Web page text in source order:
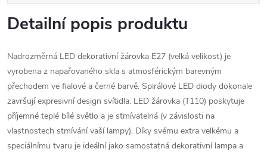
Detailní popis produktu
Nadrozměrná LED dekorativní žárovka E27 (velká velikost) je
vyrobena z napařovaného skla s atmosférickým barevným
přechodem ve fialové a černé barvě. Spirálové LED diody dokonale
završují expresivní design svítidla. LED žárovka (T110) poskytuje
příjemné teplé bílé světlo a je stmívatelná (v závislosti na
vlastnostech stmívání vaší lampy). Díky svému extra velkému a
speciálnímu tvaru je ideální jako samostatná dekorativní lampa a